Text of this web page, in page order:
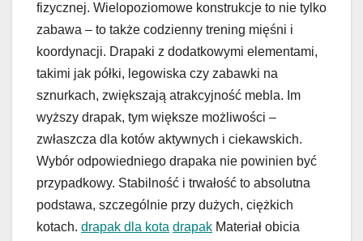
fizycznej. Wielopoziomowe konstrukcje to nie tylko
zabawa – to także codzienny trening mięśni i
koordynacji. Drapaki z dodatkowymi elementami,
takimi jak półki, legowiska czy zabawki na
sznurkach, zwiększają atrakcyjność mebla. Im
wyższy drapak, tym większe możliwości –
zwłaszcza dla kotów aktywnych i ciekawskich.
Wybór odpowiedniego drapaka nie powinien być
przypadkowy. Stabilność i trwałość to absolutna
podstawa, szczególnie przy dużych, ciężkich
kotach. drapak dla kota drapak Materiał obicia